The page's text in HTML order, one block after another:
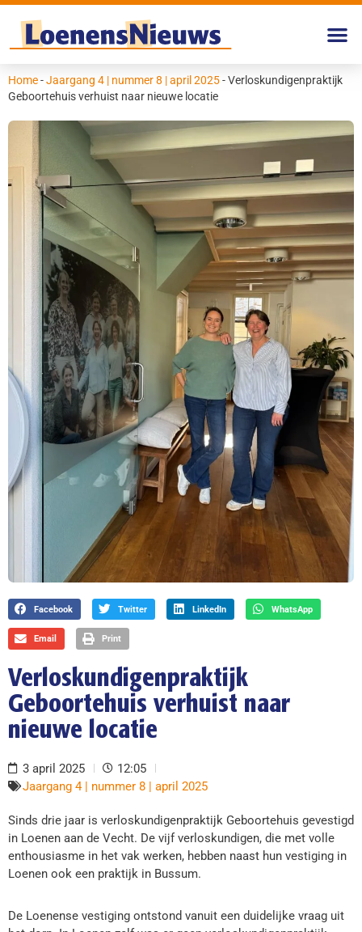
Home-Jaargang 4 | nummer 8 | april 2025-Verloskundigenpraktijk
Geboortehuis verhuist naar nieuwe locatie
Facebook Twitter LinkedIn WhatsApp
Email Print
Verloskundigenpraktijk
Geboortehuis verhuist naar
nieuwe locatie
3 april 2025
12:05
Jaargang 4 | nummer 8 | april 2025
Sinds drie jaar is verloskundigenpraktijk Geboortehuis gevestigd
in Loenen aan de Vecht. De vijf verloskundigen, die met volle
enthousiasme in het vak werken, hebben naast hun vestiging in
Loenen ook een praktijk in Bussum.
De Loenense vestiging ontstond vanuit een duidelijke vraag uit